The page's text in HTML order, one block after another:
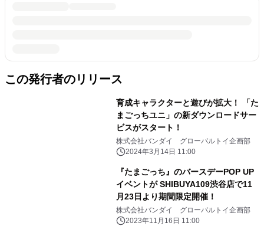
この発行者のリリース
育成キャラクターと遊びが拡大！ 「た
まごっちユニ」の新ダウンロードサー
ビスがスタート！
株式会社バンダイ グローバルトイ企画部
2024年3月14日 11:00
『たまごっち』のバースデーPOP UP
イベントが SHIBUYA109渋谷店で11
月23日より期間限定開催！
株式会社バンダイ グローバルトイ企画部
2023年11月16日 11:00